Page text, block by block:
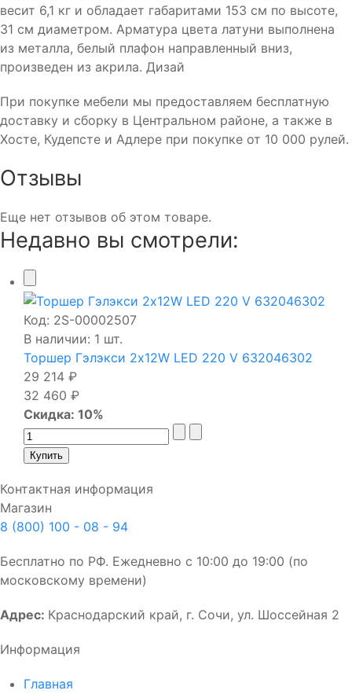
весит 6,1 кг и обладает габаритами 153 см по высоте,
31 см диаметром. Арматура цвета латуни выполнена
из металла, белый плафон направленный вниз,
произведен из акрила. Дизай
При покупке мебели мы предоставляем бесплатную
доставку и сборку в Центральном районе, а также в
Хосте, Кудепсте и Адлере при покупке от 10 000 рулей.
Отзывы
Еще нет отзывов об этом товаре.
Недавно вы смотрели:
Код: 2S-00002507
В наличии: 1 шт.
Торшер Гэлэкси 2х12W LED 220 V 632046302
29 214 ₽
32 460 ₽
Скидка: 10%
Контактная информация
Магазин
8 (800) 100 - 08 - 94
Бесплатно по РФ. Ежедневно с 10:00 до 19:00 (по
московскому времени)
Адрес: Краснодарский край, г. Сочи, ул. Шоссейная 2
Информация
Главная